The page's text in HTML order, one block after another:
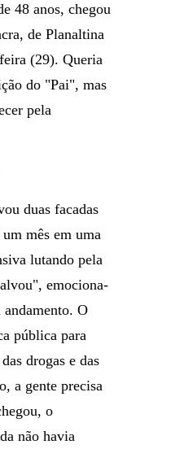
48 anos, chegou
de Planaltina
(29). Queria
do "Pai", mas
pela
duas facadas
um mês em uma
lutando pela
emociona-
andamento. O
pública para
drogas e das
a gente precisa
o
não havia